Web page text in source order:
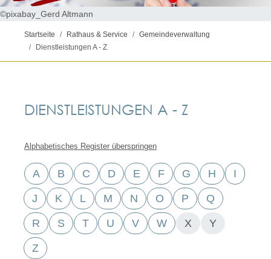
©pixabay_Gerd Altmann
Startseite Rathaus & Service
Gemeindeverwaltung
Dienstleistungen A - Z
DIENSTLEISTUNGEN A - Z
Alphabetisches Register überspringen
A B C D E F G H I
J K L M N O P Q
R S T U V W X Y
Z